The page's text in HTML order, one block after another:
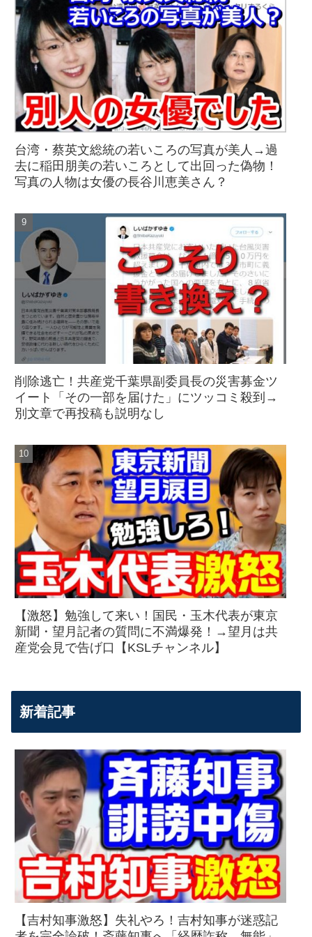
台湾・蔡英文総統の若いころの写真が美人→過
去に稲田朋美の若いころとして出回った偽物！
写真の人物は女優の長谷川恵美さん？
削除逃亡！共産党千葉県副委員長の災害募金ツ
イート「その一部を届けた」にツッコミ殺到→
別文章で再投稿も説明なし
【激怒】勉強して来い！国民・玉木代表が東京
新聞・望月記者の質問に不満爆発！→望月は共
産党会見で告げ口【KSLチャンネル】
新着記事
【吉村知事激怒】失礼やろ！吉村知事が迷惑記